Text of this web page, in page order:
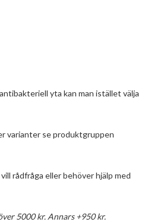
yta kan man istället välja
rådfråga eller behöver hjälp med
5000 kr. Annars +950 kr.